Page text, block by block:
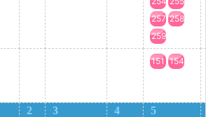
257 258
259
151 154
2 3 4 5